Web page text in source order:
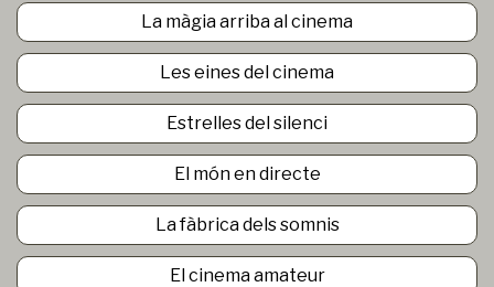
La màgia arriba al cinema
Les eines del cinema
Estrelles del silenci
El món en directe
La fàbrica dels somnis
El cinema amateur